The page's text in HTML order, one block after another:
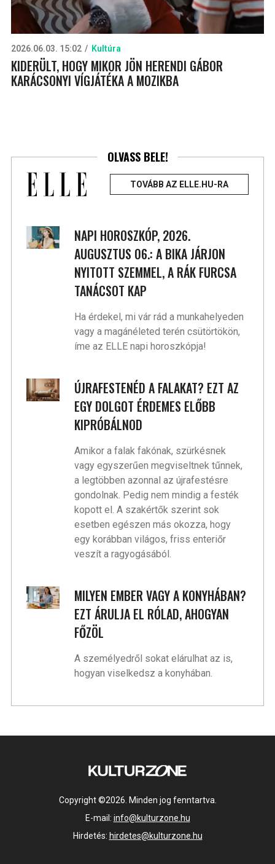
2026.06.03. 15:02 Kultúra
KIDERÜLT, HOGY MIKOR JÖN HERENDI GÁBOR
KARÁCSONYI VÍGJÁTÉKA A MOZIKBA
OLVASS BELE!
TOVÁBB AZ ELLE.HU-RA
NAPI HOROSZKÓP, 2026.
AUGUSZTUS 06.: A BIKA JÁRJON
NYITOTT SZEMMEL, A RÁK FURCSA
TANÁCSOT KAP
Ha érdekel, mi vár rád a munkahelyeden
vagy a magánéleted terén csütörtökön,
íme az ELLE napi horoszkópja!
ÚJRAFESTENÉD A FALAKAT? EZT AZ
EGY DOLGOT ÉRDEMES ELŐBB
KIPRÓBÁLNOD
Amikor a falak fakónak, szürkésnek
vagy egyszerűen megviseltnek tűnnek,
a legtöbben azonnal az újrafestésre
gondolnak. Pedig nem mindig a festék
kopott el. A szakértők szerint sok
esetben egészen más okozza, hogy
egy korábban világos, friss enteriőr
veszít a ragyogásából.
MILYEN EMBER VAGY A KONYHÁBAN?
EZT ÁRULJA EL RÓLAD, AHOGYAN
FŐZÖL
A személyedről sokat elárulhat az is,
hogyan viselkedsz a konyhában.
Copyright ©2026. Minden jog fenntartva.
E-mail: info@kulturzone.hu
Hirdetés: hirdetes@kulturzone.hu